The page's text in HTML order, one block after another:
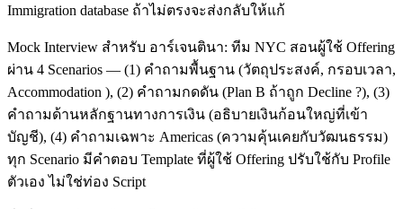
Immigration database ถ้าไม่ตรงจะส่งกลับให้แก้
Mock Interview สำหรับ อาร์เจนตินา: ทีม NYC สอนผู้ใช้ Offering
ผ่าน 4 Scenarios — (1) คำถามพื้นฐาน (วัตถุประสงค์, กรอบเวลา,
Accommodation ), (2) คำถามกดดัน (Plan B ถ้าถูก Decline ?), (3)
คำถามด้านหลักฐานทางการเงิน (อธิบายเงินก้อนใหญ่ที่เข้า
บัญชี), (4) คำถามเฉพาะ Americas (ความคุ้นเคยกับวัฒนธรรม)
ทุก Scenario มีคำตอบ Template ที่ผู้ใช้ Offering ปรับใช้กับ Profile
ตัวเอง ไม่ใช่ท่อง Script